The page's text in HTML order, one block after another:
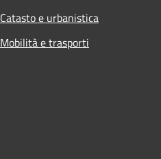
Catasto e urbanistica
Mobilità e trasporti